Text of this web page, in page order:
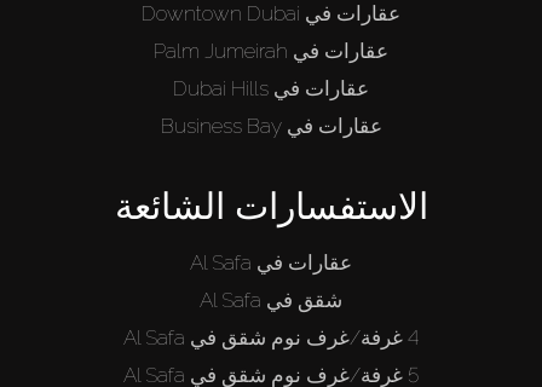
عقارات في Downtown Dubai
عقارات في Palm Jumeirah
عقارات في Dubai Hills
عقارات في Business Bay
الاستفسارات الشائعة
عقارات في Al Safa
شقق في Al Safa
4 غرفة/غرف نوم شقق في Al Safa
5 غرفة/غرف نوم شقق في Al Safa